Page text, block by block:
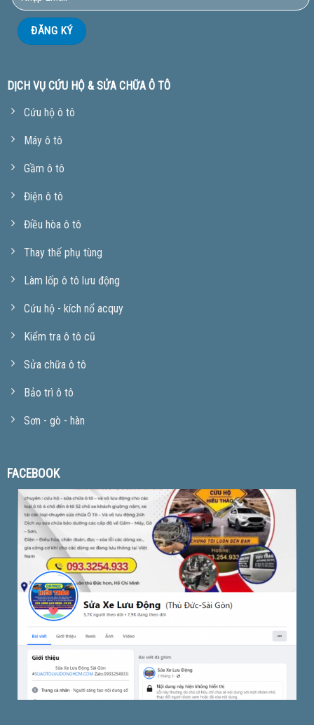
DỊCH VỤ CỨU HỘ & SỬA CHỮA Ô TÔ
Cứu hộ ô tô
Máy ô tô
Gầm ô tô
Điện ô tô
Điều hòa ô tô
Thay thế phụ tùng
Làm lốp ô tô lưu động
Cứu hộ - kích nổ acquy
Kiểm tra ô tô cũ
Sửa chữa ô tô
Bảo trì ô tô
Sơn - gò - hàn
FACEBOOK